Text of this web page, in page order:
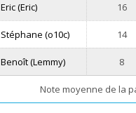
Eric (Eric) 16
Stéphane (o10c) 14
Benoît (Lemmy) 8
Note moyenne de la